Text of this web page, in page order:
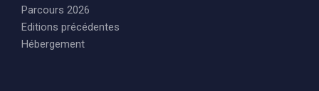
Parcours 2026
Editions précédentes
Hébergement